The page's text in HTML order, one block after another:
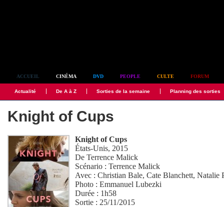
ACCUEIL CINÉMA DVD PEOPLE CULTE FORUM
Actualité De A à Z Sorties de la semaine Planning des sorties
Knight of Cups
Knight of Cups
États-Unis, 2015
DeTerrence Malick
Scénario :Terrence Malick
Avec :Christian Bale,Cate Blanchett,Natalie
Photo :Emmanuel Lubezki
Durée : 1h58
Sortie : 25/11/2015